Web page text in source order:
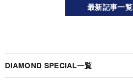
最新記事一覧
DIAMOND SPECIAL一覧